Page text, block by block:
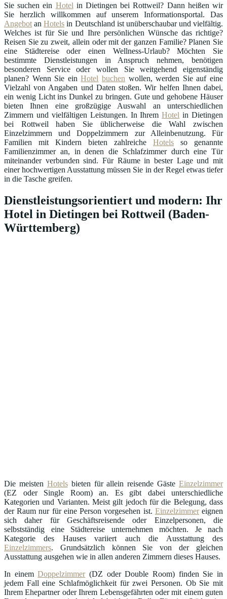
Sie suchen ein Hotel in Dietingen bei Rottweil? Dann heißen wir
Sie herzlich willkommen auf unserem Informationsportal. Das
Angebot anHotels in Deutschland ist unüberschaubar und vielfältig.
Welches ist für Sie und Ihre persönlichen Wünsche das richtige?
Reisen Sie zu zweit, allein oder mit der ganzen Familie? Planen Sie
eine Städtereise oder einen Wellness-Urlaub? Möchten Sie
bestimmte Dienstleistungen in Anspruch nehmen, benötigen
besonderen Service oder wollen Sie weitgehend eigenständig
planen? Wenn Sie einHotel buchen wollen, werden Sie auf eine
Vielzahl von Angaben und Daten stoßen. Wir helfen Ihnen dabei,
ein wenig Licht ins Dunkel zu bringen. Gute und gehobene Häuser
bieten Ihnen eine großzügige Auswahl an unterschiedlichen
Zimmern und vielfältigen Leistungen. In IhremHotel in Dietingen
bei Rottweil haben Sie üblicherweise die Wahl zwischen
Einzelzimmern und Doppelzimmern zur Alleinbenutzung. Für
Familien mit Kindern bieten zahlreiche Hotels so genannte
Familienzimmer an, in denen die Schlafzimmer durch eine Tür
miteinander verbunden sind. Für Räume in bester Lage und mit
einer hochwertigen Ausstattung müssen Sie in der Regel etwas tiefer
in die Tasche greifen.
Dienstleistungsorientiert und modern: Ihr
Hotel in Dietingen bei Rottweil (Baden-
Württemberg)
Die meisten Hotelsbieten für allein reisende Gäste Einzelzimmer
(EZ oder Single Room) an. Es gibt dabei unterschiedliche
Kategorien und Varianten. Meist gilt jedoch für die Belegung, dass
der Raum nur für eine Person vorgesehen ist. Einzelzimmereignen
sich daher für Geschäftsreisende oder Einzelpersonen, die
selbstständig eine Städtereise unternehmen möchten. Je nach
Kategorie des Hauses variiert auch die Ausstattung des
Einzelzimmers. Grundsätzlich können Sie von der gleichen
Ausstattung ausgehen wie in allen anderen Zimmern dieses Hauses.
In einemDoppelzimmer(DZ oder Double Room) finden Sie in
jedem Fall eine Schlafmöglichkeit für zwei Personen. Ob Sie mit
Ihrem Ehepartner oder Ihrem Lebensgefährten oder mit einem guten